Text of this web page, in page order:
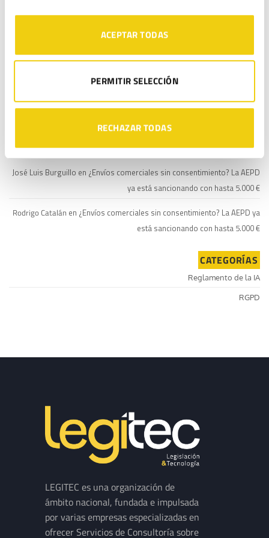
ACEPTAR TODAS
PERMITIR SELECCIÓN
RECHAZAR TODAS
Protocolo de Acoso Laboral: ¿es obligatorio para
empresas y en qué consiste?
¿Envíos comerciales sin consentimiento? La AEPD ya
está sancionando con hasta 5.000 €
José Luis Burguillo en ¿Envíos comerciales sin consentimiento? La AEPD
ya está sancionando con hasta 5.000 €
Rodrigo Catalán en ¿Envíos comerciales sin consentimiento? La AEPD ya
está sancionando con hasta 5.000 €
CATEGORÍAS
Reglamento de la IA
RGPD
LEGITEC es una organización de
ámbito nacional, fundada e impulsada
por varias empresas especializadas en
ofrecer Servicios de Consultoría sobre